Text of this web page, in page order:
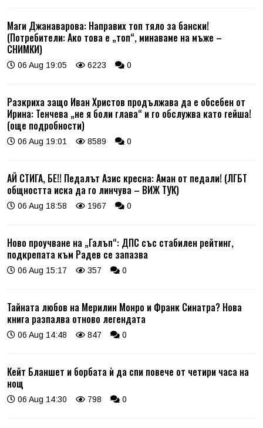
Маги Джанаварова: Направих топ тяло за бански!
(Потребители: Ако това е „топ“, минаваме на мъже –
СНИМКИ)
06 Aug 19:05 6223 0
Разкриха защо Иван Христов продължава да е обсебен от
Ирина: Тенчева „не я боли глава“ и го обслужва като гейша!
(още подробности)
06 Aug 19:01 8589 0
АЙ СТИГА, БЕ!! Педалът Азис кресна: Аман от педали! (ЛГБТ
общността иска да го линчува – ВИЖ ТУК)
06 Aug 18:58 1967 0
Ново проучване на „Галъп“: ДПС със стабилен рейтинг,
подкрепата към Радев се запазва
06 Aug 15:17 357 0
Тайната любов на Мерилин Монро и Франк Синатра? Нова
книга разпалва отново легендата
06 Aug 14:48 847 0
Кейт Бланшет и борбата ѝ да спи повече от четири часа на
нощ
06 Aug 14:30 798 0